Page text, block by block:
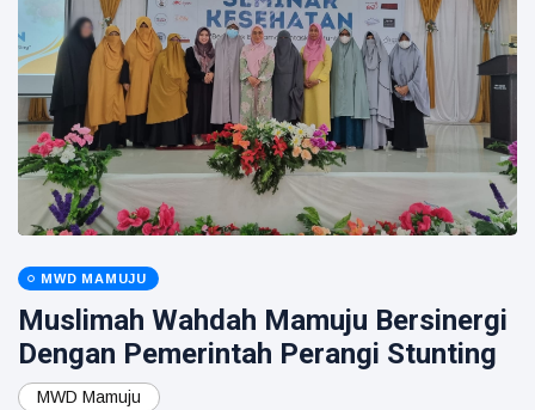
MWD MAMUJU
Muslimah Wahdah Mamuju Bersinergi
Dengan Pemerintah Perangi Stunting
MWD Mamuju